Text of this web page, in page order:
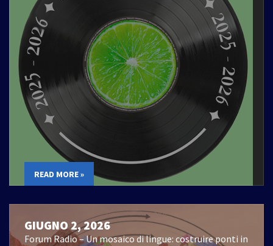
READ MORE »
GIUGNO 2, 2026
Forum Radio – Un mosaico di lingue: costruire ponti in